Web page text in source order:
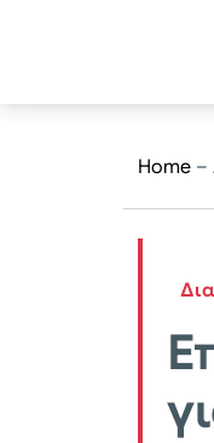
Home –